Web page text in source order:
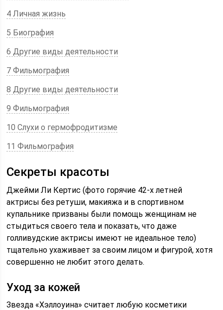
4 Личная жизнь
5 Биография
6 Другие виды деятельности
7 Фильмография
8 Другие виды деятельности
9 Фильмография
10 Слухи о гермофродитизме
11 Фильмография
Секреты красоты
Джейми Ли Кертис (фото горячие 42-х летней
актрисы без ретуши, макияжа и в спортивном
купальнике призваны были помощь женщинам не
стыдиться своего тела и показать, что даже
голливудские актрисы имеют не идеальное тело)
тщательно ухаживает за своим лицом и фигурой, хотя
совершенно не любит этого делать.
Уход за кожей
Звезда «Хэллоуина» считает любую косметики